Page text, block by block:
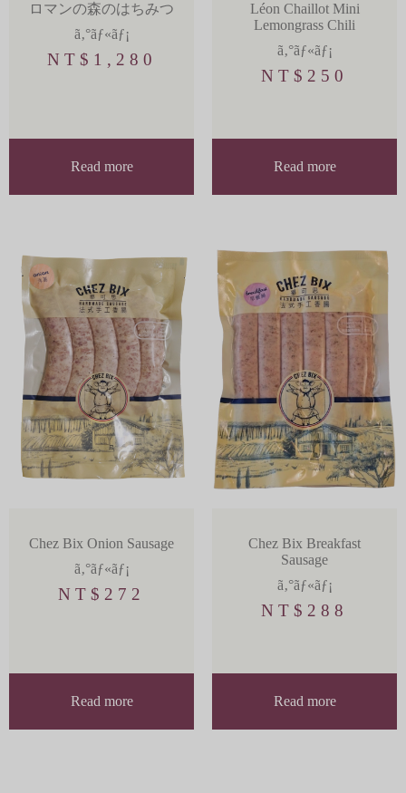
ロマンの森のはちみつ
ã‚°ãƒ«ãƒ¡
NT$ 1,280
Read more
Léon Chaillot Mini
Lemongrass Chili
ã‚°ãƒ«ãƒ¡
NT$ 250
Read more
Chez Bix Onion Sausage
ã‚°ãƒ«ãƒ¡
NT$ 272
Read more
Chez Bix Breakfast
Sausage
ã‚°ãƒ«ãƒ¡
NT$ 288
Read more